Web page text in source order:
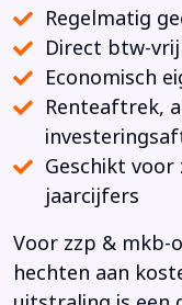
Regelmatig
Direct btw-
Economisch
Renteaftrek,
Geschikt
jaarcijfers
Voor zzp & mkb-
hechten aan